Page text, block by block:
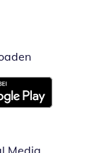
Öffnet in
Fenster
Media